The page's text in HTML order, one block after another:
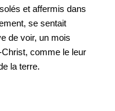
et affermis dans
se sentait
de voir, un mois
comme le leur
la terre.